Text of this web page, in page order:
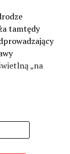
tamtędy
„na